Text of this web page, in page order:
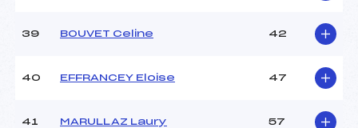
39 BOUVET Celine 42
40 EFFRANCEY Eloise 47
41 MARULLAZ Laury 57